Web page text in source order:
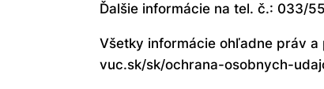
Ďalšie informácie na tel. č.: 033/
Všetky informácie ohľadne práv
vuc.sk/sk/ochrana-osobnych-